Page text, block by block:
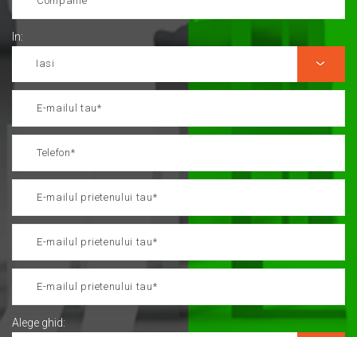
In:
Alege ghid: